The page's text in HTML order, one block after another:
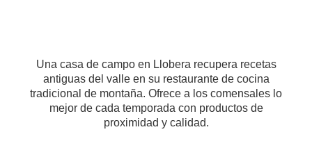
Una casa de campo en Llobera recupera recetas
antiguas del valle en su restaurante de cocina
tradicional de montaña. Ofrece a los comensales lo
mejor de cada temporada con productos de
proximidad y calidad.